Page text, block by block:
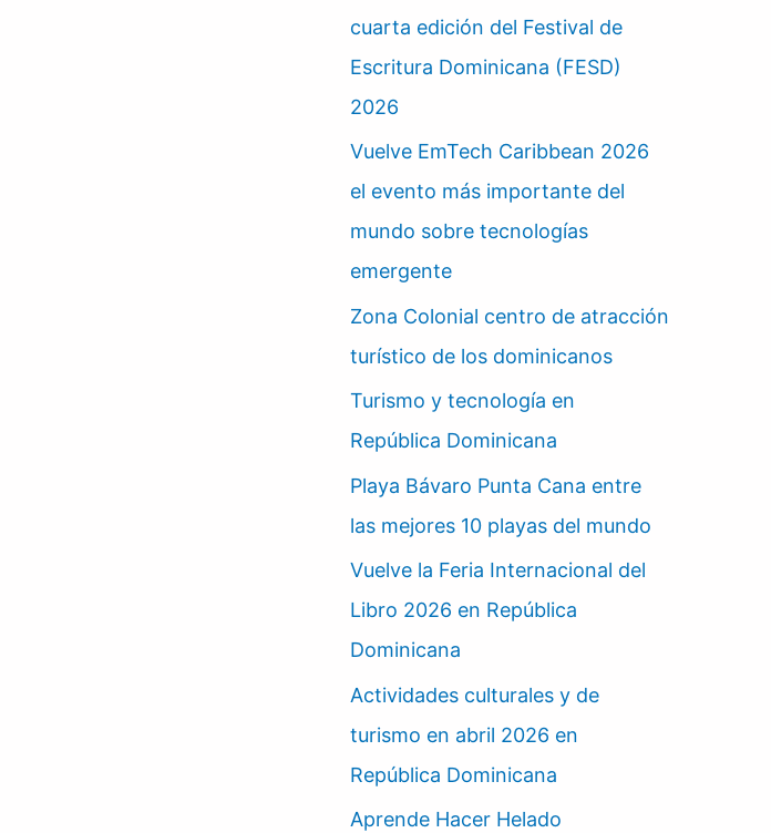
cuarta edición del Festival de
Escritura Dominicana (FESD)
2026
Vuelve EmTech Caribbean 2026
el evento más importante del
mundo sobre tecnologías
emergente
Zona Colonial centro de atracción
turístico de los dominicanos
Turismo y tecnología en
República Dominicana
Playa Bávaro Punta Cana entre
las mejores 10 playas del mundo
Vuelve la Feria Internacional del
Libro 2026 en República
Dominicana
Actividades culturales y de
turismo en abril 2026 en
República Dominicana
Aprende Hacer Helado